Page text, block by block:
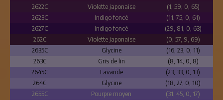
2622C
Violette japonaise
(1, 59, 0, 65)
2623C
Indigo foncé
(11, 75, 0, 61)
2627C
Indigo foncé
(29, 81, 0, 63)
262C
Violette japonaise
(0, 57, 9, 69)
2635C
Glycine
(16, 23, 0, 11)
263C
Gris de lin
(8, 14, 0, 8)
2645C
Lavande
(23, 33, 0, 13)
264C
Glycine
(18, 27, 0, 10)
2655C
Pourpre moyen
(31, 45, 0, 17)